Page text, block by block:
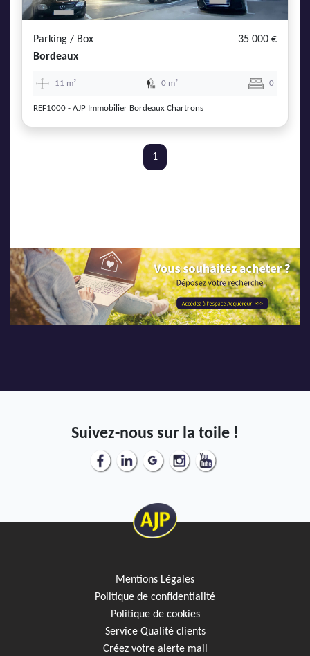
Parking / Box
35 000 €
Bordeaux
11 m² 0 m² 0
REF1000 - AJP Immobilier Bordeaux Chartrons
1
Suivez-nous sur la toile !
Mentions Légales
Politique de confidentialité
Politique de cookies
Service Qualité clients
Créez votre alerte mail